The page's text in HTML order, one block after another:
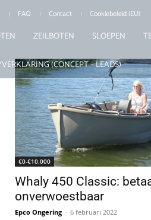
FAQ Contact Cookiebeleid (EU)
ZEILBOTEN SLOEPEN
(CONCEPT – LEADS)
€0-€10.000
Whaly 450 Classic:
onverwoestbaar
Epco Ongering - 6 februari 2022